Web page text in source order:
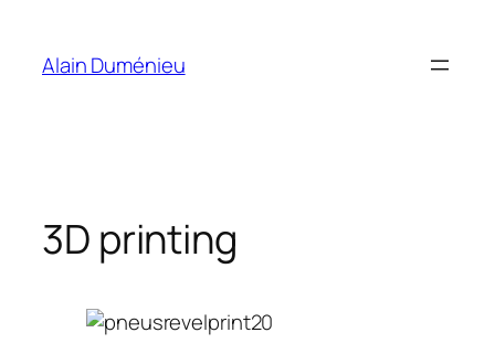
contenu
Alain Duménieu
3D printing